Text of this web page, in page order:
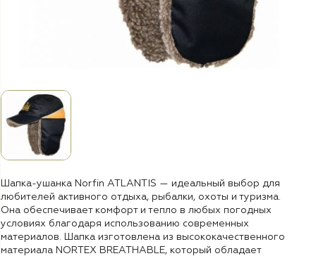
Шапка-ушанка Norfin ATLANTIS — идеальный выбор для
любителей активного отдыха, рыбалки, охоты и туризма.
Она обеспечивает комфорт и тепло в любых погодных
условиях благодаря использованию современных
материалов. Шапка изготовлена из высококачественного
материала NORTEX BREATHABLE, который обладает